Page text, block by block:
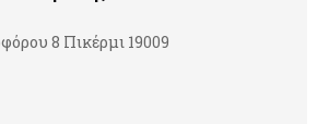
8 Πικέρμι 19009